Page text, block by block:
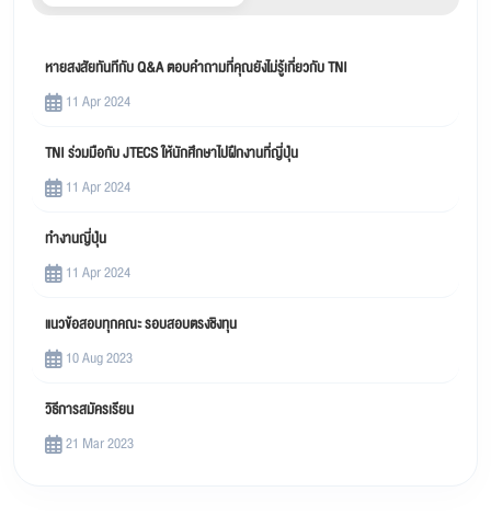
หายสงสัยทันทีกับ Q&A ตอบคำถามที่คุณยังไม่รู้เกี่ยวกับ TNI
11 Apr 2024
TNI ร่วมมือกับ JTECS ให้นักศึกษาไปฝึกงานที่ญี่ปุ่น
11 Apr 2024
ทำงานญี่ปุ่น
11 Apr 2024
แนวข้อสอบทุกคณะ รอบสอบตรงชิงทุน
10 Aug 2023
วิธีการสมัครเรียน
21 Mar 2023